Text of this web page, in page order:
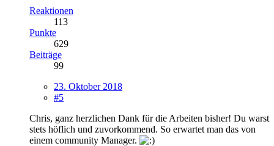
Reaktionen
113
Punkte
629
Beiträge
99
23. Oktober 2018
#5
Chris, ganz herzlichen Dank für die Arbeiten bisher! Du warst
stets höflich und zuvorkommend. So erwartet man das von
einem community Manager.